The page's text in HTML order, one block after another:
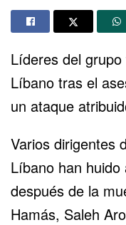
Líderes del
Líbano tras el
un ataque
Varios dirigentes
Líbano han
después de la
Hamás, Saleh